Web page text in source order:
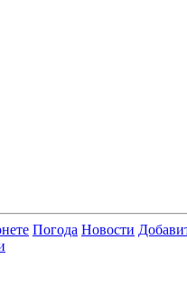
Погода Новости